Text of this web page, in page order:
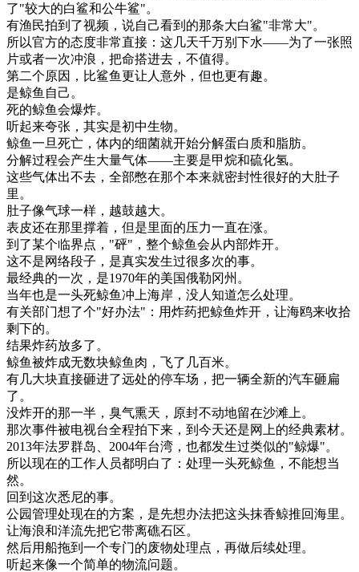
了"较大的白鲨和公牛鲨"。
有渔民拍到了视频 ， 说自己看到 的那条大白鲨"非常大"。
所以官方的态度非常直接 ： 这几天千万别 下水——为了一张照
片或者一次冲浪 ， 把命搭进去 ， 不值得。
第二个原因 ， 比鲨鱼更让人意外 ， 但也更有趣。
是鲸鱼 自己。
死的鲸鱼会爆炸。
听起来夸张 ， 其实是初中生物。
鲸鱼一旦死亡 ， 体内的细菌就开始分解蛋白 质和脂肪。
分解过程会产生大量气体——主要是甲烷和硫化氢。
这些气体出不去 ， 全部憋在那个本来就密封性很好的大肚子
里。
肚子像气球一样 ， 越鼓越大。
表皮还在那里撑着 ， 但是里面的压力一直在涨。
到了某个临界点 ， "砰" ， 整个鲸鱼会从内部炸开。
这不是网络段子 ， 是真实发生过很多次的事。
最经典的一次 ， 是1970年的美国俄勒冈州 。
当年也是一头死鲸鱼冲上海岸 ， 没人知道怎么处理。
有关部门想了个"好办法" ： 用炸药把鲸鱼炸开 ， 让海鸥来收拾
剩下的。
结果炸药放多了。
鲸鱼被炸成无数块鲸鱼 肉 ， 飞了 几百米。
有几大块直接砸进了远处的停车场 ， 把一辆全新的汽车砸扁
了。
没炸开的那一半 ， 臭气熏天 ， 原封不动地留在沙滩上。
那次事件被电视台全程拍下来 ， 到 今天还是网上的经典素材。
2013年法罗群岛、 2004年台湾 ， 也都发生过类似的"鲸爆"。
所以现在的工作人员都明白了 ： 处理一头死鲸鱼 ， 不能想当
然。
回到 这次悉尼的事。
公园管理处现在的方案 ， 是先想办法把这头抹香鲸推回海里。
让海浪和洋流先把它带离礁石区。
然后用船拖到 一个专门的废物处理点 ， 再做后续处理。
听起来像一个简单的物流问题。